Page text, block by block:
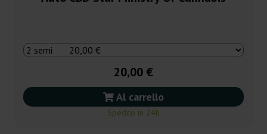
20,00 €
Al carrello
Spedito in 24h